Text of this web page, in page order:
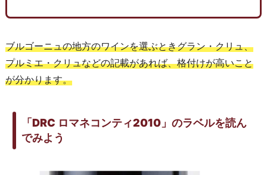
ブルゴーニュの地方のワインを選ぶときグラン・クリュ、
プルミエ・クリュなどの記載があれば、格付けが高いこと
が分かります。
「DRC ロマネコンティ2010」のラベルを読ん
でみよう